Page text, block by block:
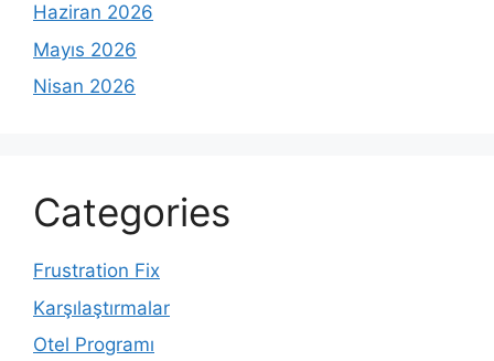
Haziran 2026
Mayıs 2026
Nisan 2026
Categories
Frustration Fix
Karşılaştırmalar
Otel Programı